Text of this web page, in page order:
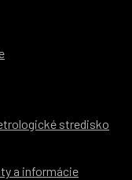
stredisko
a informácie